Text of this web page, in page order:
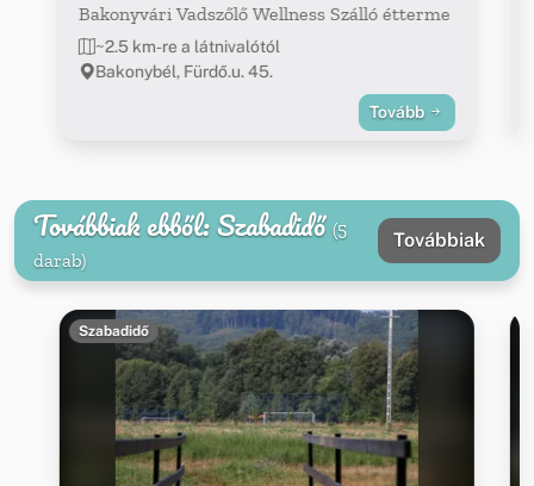
Bakonyvári Vadszőlő Wellness Szálló étterme
~2.5 km-re a látnivalótól
Bakonybél, Fürdő.u. 45.
Tovább
Továbbiak ebből: Szabadidő (5
darab)
Továbbiak
Szabadidő